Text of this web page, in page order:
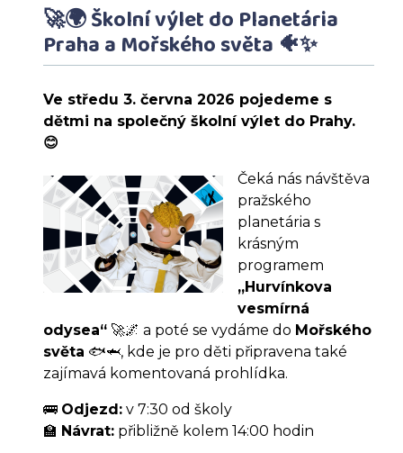
🚀🌍 Školní výlet do Planetária
Praha a Mořského světa 🐠✨
Ve středu 3. června 2026 pojedeme s
dětmi na společný školní výlet do Prahy.
😊
Čeká nás návštěva
pražského
planetária s
krásným
programem
„Hurvínkova
vesmírná
odysea“ 🚀🌌 a poté se vydáme do Mořského
světa 🐟🦈, kde je pro děti připravena také
zajímavá komentovaná prohlídka.
🚌 Odjezd: v 7:30 od školy
🏫 Návrat: přibližně kolem 14:00 hodin